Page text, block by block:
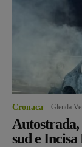
Cronaca Glenda
sud e Incisa